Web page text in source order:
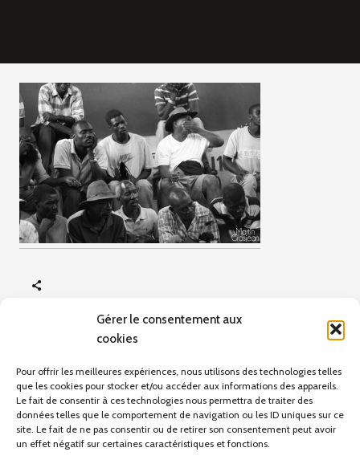
Gérer le consentement aux
cookies
Pour offrir les meilleures expériences, nous utilisons des technologies telles
que les cookies pour stocker et/ou accéder aux informations des appareils.
Le fait de consentir à ces technologies nous permettra de traiter des
données telles que le comportement de navigation ou les ID uniques sur ce
site. Le fait de ne pas consentir ou de retirer son consentement peut avoir
un effet négatif sur certaines caractéristiques et fonctions.
Gages
Pas d'articles pour le moment.